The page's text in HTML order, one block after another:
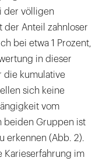
der völligen
der Anteil zahnloser
bei etwa 1 Prozent,
in dieser
die kumulative
sich keine
vom
beiden Gruppen ist
erkennen (Abb. 2).
Karieserfahrung im